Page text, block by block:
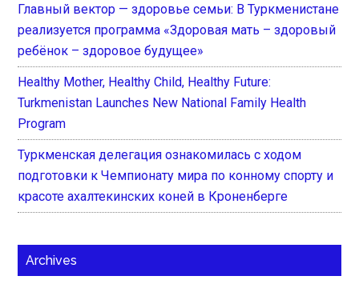
Главный вектор — здоровье семьи: В Туркменистане
реализуется программа «Здоровая мать – здоровый
ребёнок – здоровое будущее»
Healthy Mother, Healthy Child, Healthy Future:
Turkmenistan Launches New National Family Health
Program
Туркменская делегация ознакомилась с ходом
подготовки к Чемпионату мира по конному спорту и
красоте ахалтекинских коней в Кроненберге
Archives